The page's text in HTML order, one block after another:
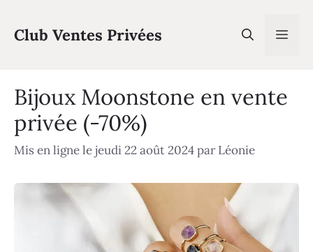
contenu
Club Ventes Privées
Bijoux Moonstone en vente
privée (-70%)
Mis en ligne le jeudi 22 août 2024parLéonie